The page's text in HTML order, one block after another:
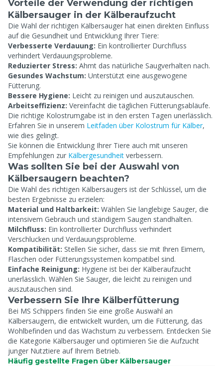
Vorteile der Verwendung der richtigen
Kälbersauger in der Kälberaufzucht
Die Wahl der richtigen Kälbersauger hat einen direkten Einfluss
auf die Gesundheit und Entwicklung Ihrer Tiere:
Verbesserte Verdauung: Ein kontrollierter Durchfluss
verhindert Verdauungsprobleme.
Reduzierter Stress: Ahmt das natürliche Saugverhalten nach.
Gesundes Wachstum: Unterstützt eine ausgewogene
Fütterung.
Bessere Hygiene: Leicht zu reinigen und auszutauschen.
Arbeitseffizienz: Vereinfacht die täglichen Fütterungsabläufe.
Die richtige Kolostrumgabe ist in den ersten Tagen unerlässlich.
Erfahren Sie in unserem Leitfaden über Kolostrum für Kälber,
wie dies gelingt.
Sie können die Entwicklung Ihrer Tiere auch mit unseren
Empfehlungen zur Kälbergesundheit verbessern.
Was sollten Sie bei der Auswahl von
Kälbersaugern beachten?
Die Wahl des richtigen Kälbersaugers ist der Schlüssel, um die
besten Ergebnisse zu erzielen:
Material und Haltbarkeit: Wählen Sie langlebige Sauger, die
intensivem Gebrauch und ständigem Saugen standhalten.
Milchfluss: Ein kontrollierter Durchfluss verhindert
Verschlucken und Verdauungsprobleme.
Kompatibilität: Stellen Sie sicher, dass sie mit Ihren Eimern,
Flaschen oder Fütterungssystemen kompatibel sind.
Einfache Reinigung: Hygiene ist bei der Kälberaufzucht
unerlässlich. Wählen Sie Sauger, die leicht zu reinigen und
auszutauschen sind.
Verbessern Sie Ihre Kälberfütterung
Bei MS Schippers finden Sie eine große Auswahl an
Kälbersaugern, die entwickelt wurden, um die Fütterung, das
Wohlbefinden und das Wachstum zu verbessern. Entdecken Sie
die Kategorie Kälbersauger und optimieren Sie die Aufzucht
junger Nutztiere auf Ihrem Betrieb.
Häufig gestellte Fragen über Kälbersauger